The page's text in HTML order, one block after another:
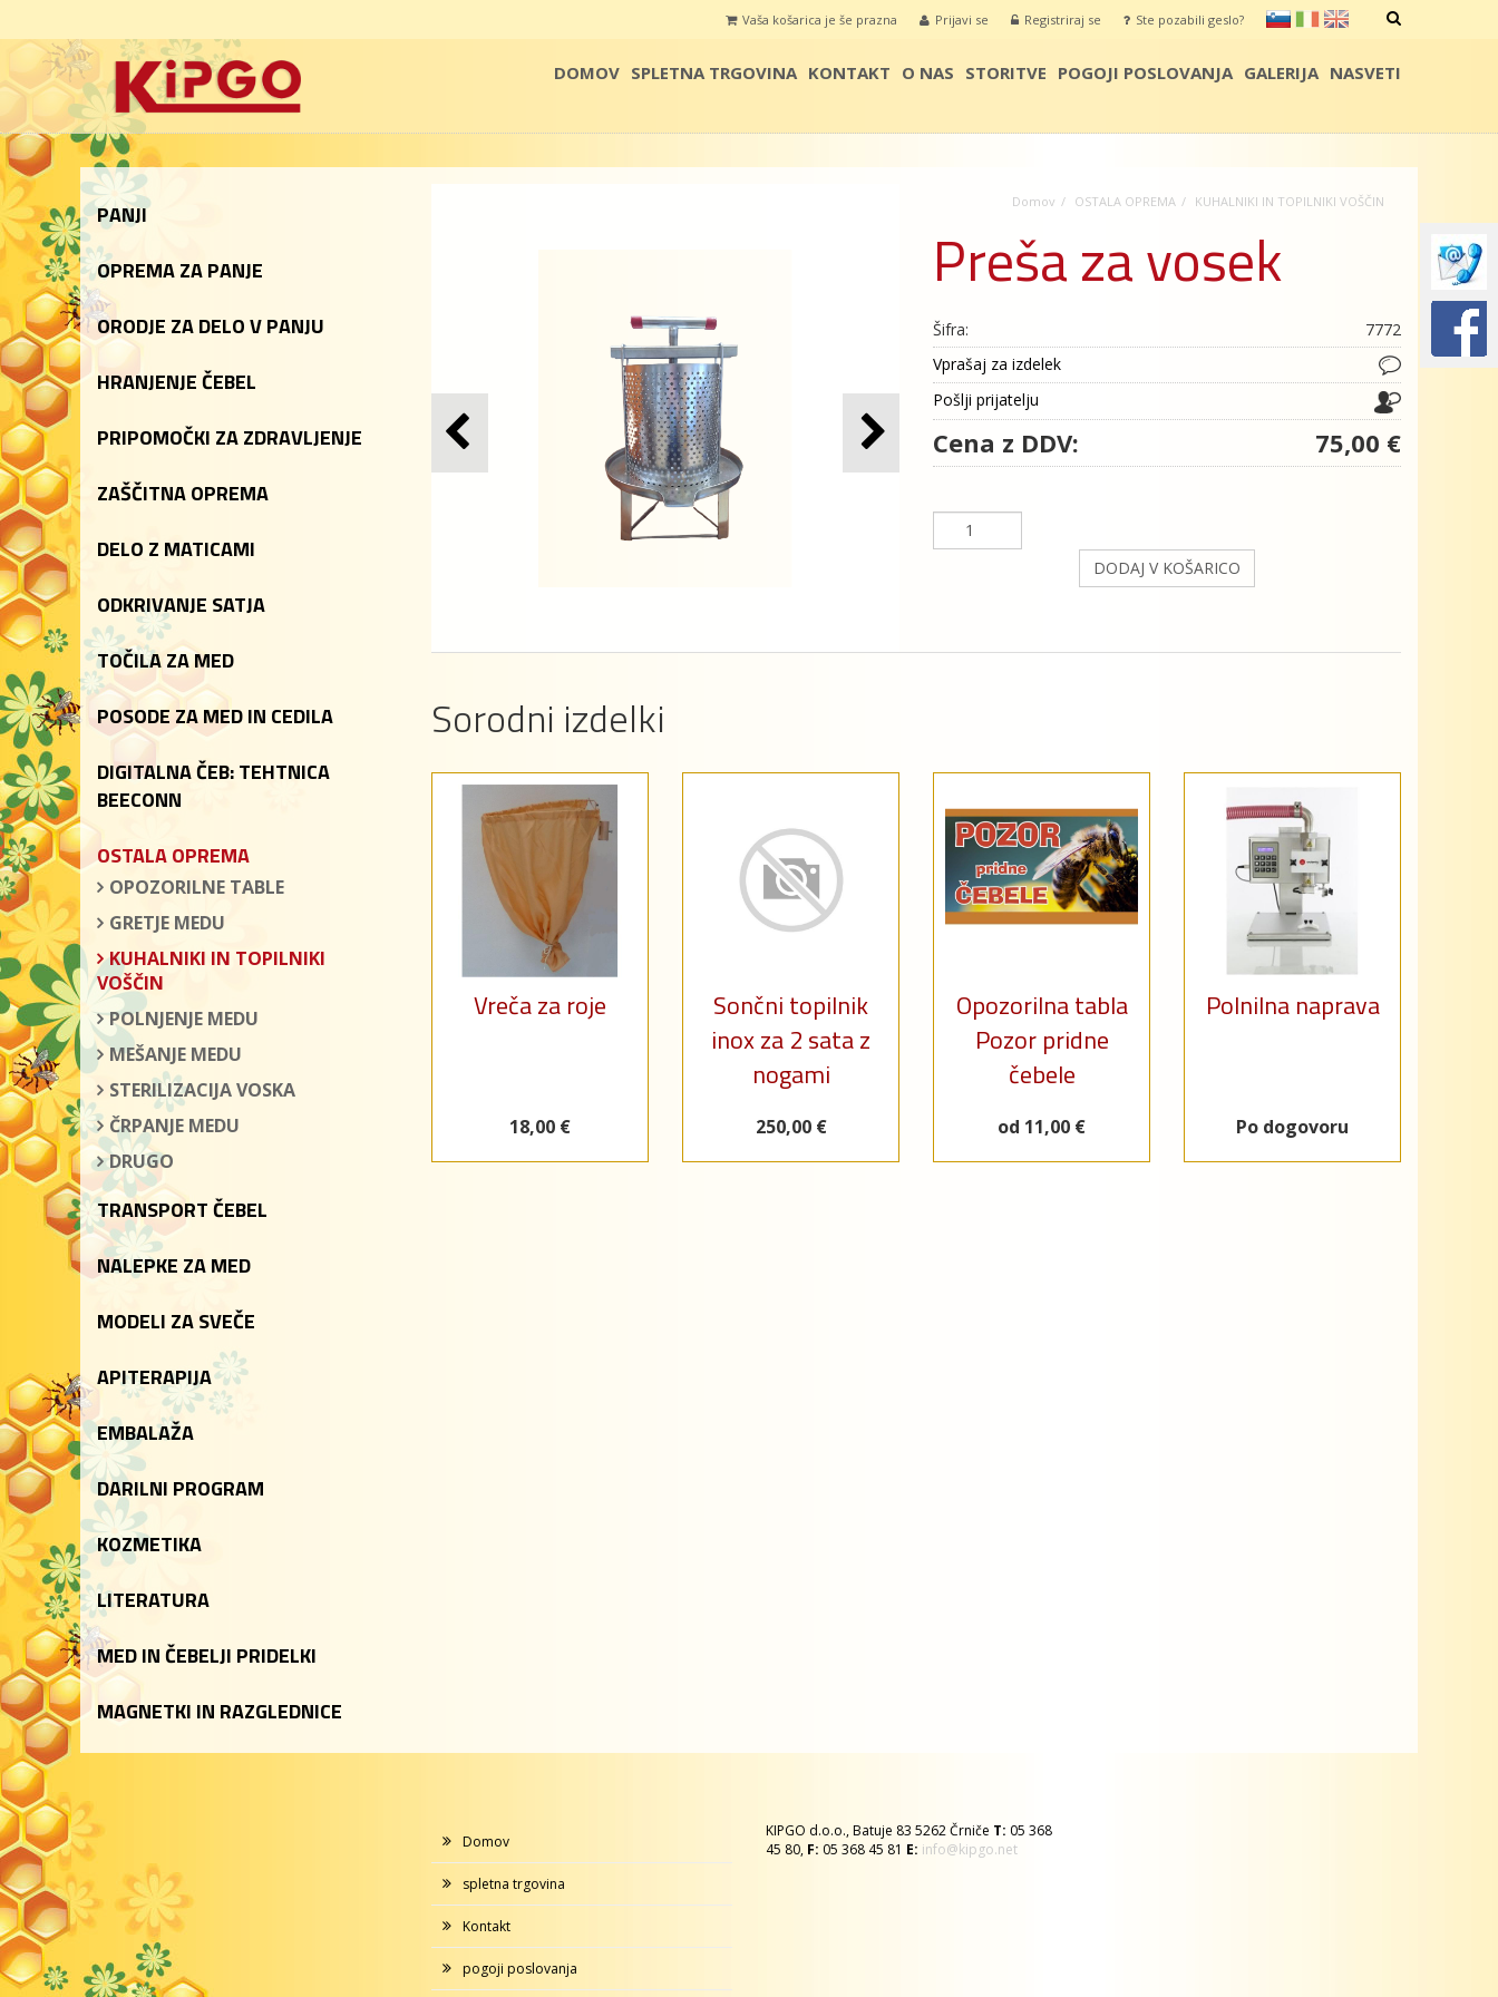
sl it en
Prijavi se Registriraj se Ste pozabili geslo?
Vaša košarica je še prazna
DOMOV SPLETNA TRGOVINA KONTAKT O NAS STORITVE POGOJI POSLOVANJA GALERIJA NASVETI
PANJI
OPREMA ZA PANJE
ORODJE ZA DELO V PANJU
HRANJENJE ČEBEL
PRIPOMOČKI ZA ZDRAVLJENJE
ZAŠČITNA OPREMA
DELO Z MATICAMI
ODKRIVANJE SATJA
TOČILA ZA MED
POSODE ZA MED IN CEDILA
DIGITALNA ČEB: TEHTNICA
BEECONN
OSTALA OPREMA
OPOZORILNE TABLE
GRETJE MEDU
KUHALNIKI IN TOPILNIKI
VOŠČIN
POLNJENJE MEDU
MEŠANJE MEDU
STERILIZACIJA VOSKA
ČRPANJE MEDU
DRUGO
TRANSPORT ČEBEL
NALEPKE ZA MED
MODELI ZA SVEČE
APITERAPIJA
EMBALAŽA
DARILNI PROGRAM
KOZMETIKA
LITERATURA
MED IN ČEBELJI PRIDELKI
MAGNETKI IN RAZGLEDNICE
Domov OSTALA OPREMA KUHALNIKI IN TOPILNIKI VOŠČIN
Preša za vosek
Šifra:
7772
Vprašaj za izdelek
Pošlji prijatelju
Cena z DDV: 75,00 €
DODAJ V KOŠARICO
Sorodni izdelki
Vreča za roje
18,00 €
Sončni topilnik
inox za 2 sata z
nogami
250,00 €
Opozorilna tabla
Pozor pridne
čebele
od 11,00 €
Polnilna naprava
Po dogovoru
Domov
spletna trgovina
Kontakt
pogoji poslovanja
KIPGO d.o.o., Batuje 83 5262 Črniče T: 05 368
45 80, F: 05 368 45 81 E: info@kipgo.net